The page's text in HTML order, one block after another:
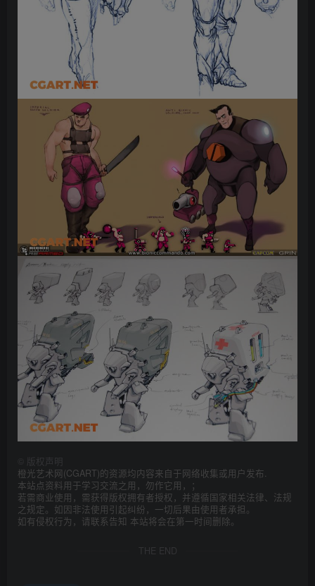
版权声明
橙光艺术网(CGART)的资源均内容来自于网络收集或用户发布.
本站点资料用于学习交流之用，勿作它用，；
若需商业使用，需获得版权拥有者授权，并遵循国家相关法律、法规
之规定。如因非法使用引起纠纷，一切后果由使用者承担。
如有侵权行为，请联系告知 本站将会在第一时间删除。
THE END